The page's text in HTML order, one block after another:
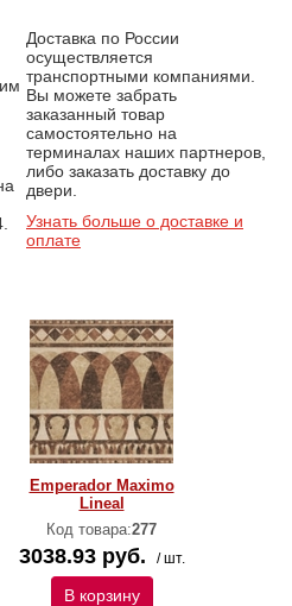
Доставка по России
осуществляется
транспортными компаниями.
Вы можете забрать
заказанный товар
самостоятельно на
терминалах наших партнеров,
либо заказать доставку до
двери.
Узнать больше о доставке и
оплате
Emperador Maximo
Lineal
Код товара:277
3038.93 руб. / шт.
В корзину